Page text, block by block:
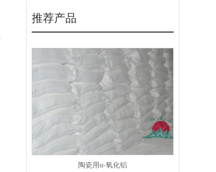
推荐产品
陶瓷用α-氧化铝